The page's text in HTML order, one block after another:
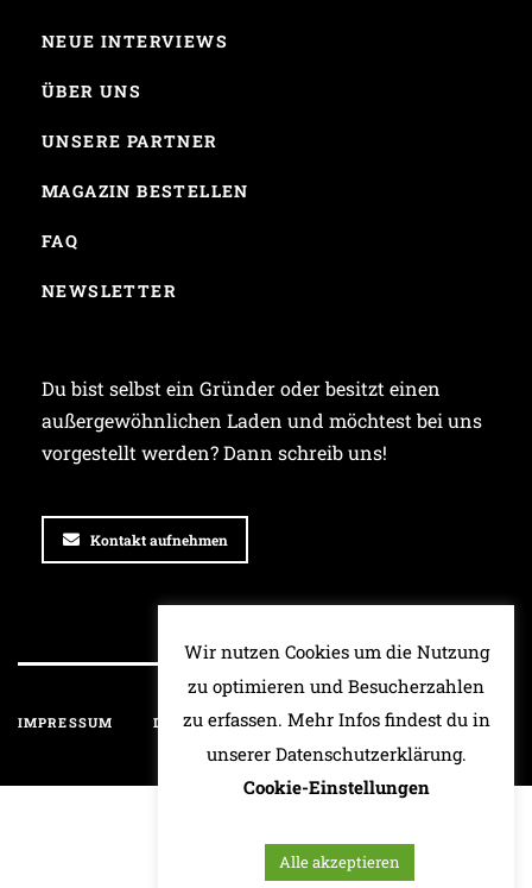
NEUE INTERVIEWS
ÜBER UNS
UNSERE PARTNER
MAGAZIN BESTELLEN
FAQ
NEWSLETTER
Du bist selbst ein Gründer oder besitzt einen
außergewöhnlichen Laden und möchtest bei uns
vorgestellt werden? Dann schreib uns!
Kontakt aufnehmen
IMPRESSUM DATENSCHUTZ HAFTUNGSAUSSCHLUSS
Wir nutzen Cookies um die Nutzung
zu optimieren und Besucherzahlen
zu erfassen. Mehr Infos findest du in
unserer Datenschutzerklärung.
Cookie-Einstellungen
Alle akzeptieren